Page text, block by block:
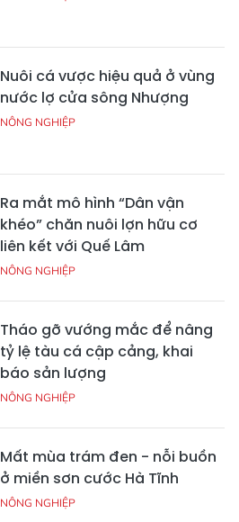
Nuôi cá vược hiệu quả ở vùng
nước lợ cửa sông Nhượng
NÔNG NGHIỆP
Ra mắt mô hình “Dân vận
khéo” chăn nuôi lợn hữu cơ
liên kết với Quế Lâm
NÔNG NGHIỆP
Tháo gỡ vướng mắc để nâng
tỷ lệ tàu cá cập cảng, khai
báo sản lượng
NÔNG NGHIỆP
Mất mùa trám đen - nỗi buồn
ở miền sơn cước Hà Tĩnh
NÔNG NGHIỆP